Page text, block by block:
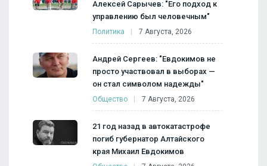
Алексей Сарычев: "Его подход к
управлению был человечным"
Политика 7 Августа, 2026
Андрей Сергеев: "Евдокимов не
просто участвовал в выборах —
он стал символом надежды"
Общество 7 Августа, 2026
21 год назад в автокатастрофе
погиб губернатор Алтайского
края Михаил Евдокимов